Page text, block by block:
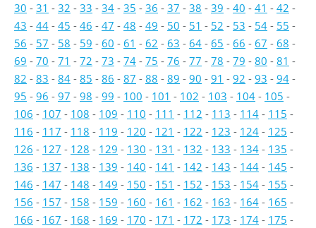
30 - 31 - 32 - 33 - 34 - 35 - 36 - 37 - 38 - 39 - 40 - 41 - 42 -
43 - 44 - 45 - 46 - 47 - 48 - 49 - 50 - 51 - 52 - 53 - 54 - 55 -
56 - 57 - 58 - 59 - 60 - 61 - 62 - 63 - 64 - 65 - 66 - 67 - 68 -
69 - 70 - 71 - 72 - 73 - 74 - 75 - 76 - 77 - 78 - 79 - 80 - 81 -
82 - 83 - 84 - 85 - 86 - 87 - 88 - 89 - 90 - 91 - 92 - 93 - 94 -
95 - 96 - 97 - 98 - 99 - 100 - 101 - 102 - 103 - 104 - 105 -
106 - 107 - 108 - 109 - 110 - 111 - 112 - 113 - 114 - 115 -
116 - 117 - 118 - 119 - 120 - 121 - 122 - 123 - 124 - 125 -
126 - 127 - 128 - 129 - 130 - 131 - 132 - 133 - 134 - 135 -
136 - 137 - 138 - 139 - 140 - 141 - 142 - 143 - 144 - 145 -
146 - 147 - 148 - 149 - 150 - 151 - 152 - 153 - 154 - 155 -
156 - 157 - 158 - 159 - 160 - 161 - 162 - 163 - 164 - 165 -
166 - 167 - 168 - 169 - 170 - 171 - 172 - 173 - 174 - 175 -